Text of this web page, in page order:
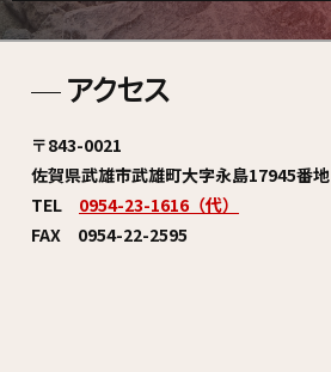
アクセス
〒843-0021
佐賀県武雄市武雄町大字永島17945番地
TEL 0954-23-1616（代）
FAX 0954-22-2595